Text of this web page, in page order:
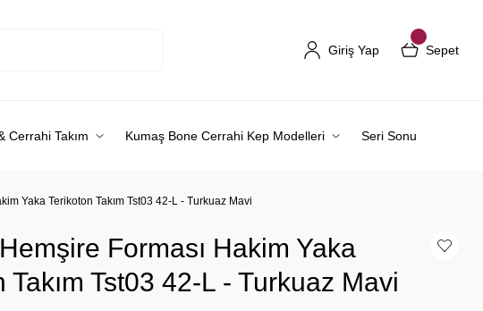
Giriş Yap Sepet
Cerrahi Takım Kumaş Bone Cerrahi Kep Modelleri Seri Sonu
Yaka Terikoton Takım Tst03 42-L - Turkuaz Mavi
Forması Hakim Yaka
Takım Tst03 42-L - Turkuaz Mavi